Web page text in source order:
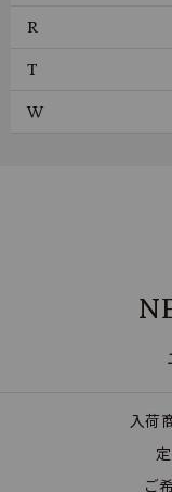
R
T
W
入荷
ご